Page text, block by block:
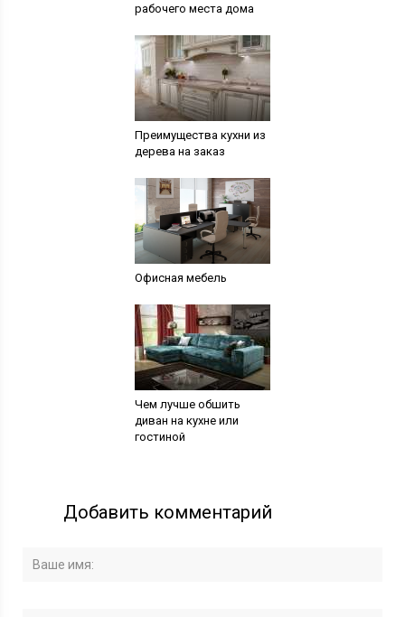
рабочего места дома
Преимущества кухни из
дерева на заказ
Офисная мебель
Чем лучше обшить
диван на кухне или
гостиной
Добавить комментарий